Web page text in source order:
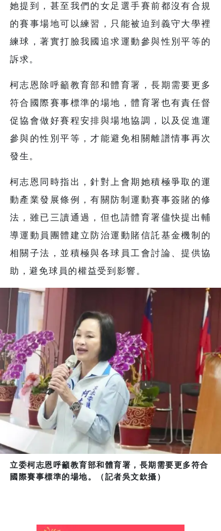
她提到，甚至我們的女足選手賽前都沒有合規
的賽事場地可以練習，只能被迫到義守大學裡
練球，著實打臉我國追求運動參與性別平等的
訴求。
柯志恩除呼籲教育部和體育署，長期需要更多
符合國際賽事標準的場地，體育署也有責任督
促協會做好賽程安排與場地協調，以及促進運
參與的性別平等，才能避免相關離譜情事再次
發生。
柯志恩同時指出，針對上會期她積極爭取的運
動產業發展條例，有關防制運動賽事簽賭的修
法，雖已三讀通過，但也請體育署儘快提出輔
導運動員團體建立防治運動賭信託基金機制的
相關子法，並積極與各球員工會討論、提供協
助，避免球員的權益受到影響。
立委柯志恩呼籲教育部和體育署，長期需要更多符合
國際賽事標準的場地。（記者吳文欽攝）